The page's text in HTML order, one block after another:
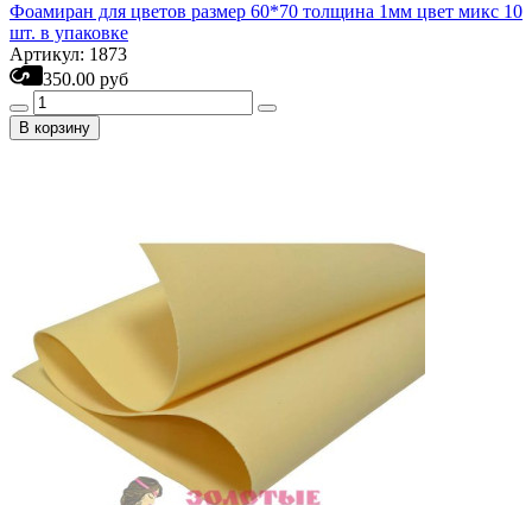
Фоамиран для цветов размер 60*70 толщина 1мм цвет микс 10
шт. в упаковке
Артикул: 1873
350.00 руб
В корзину